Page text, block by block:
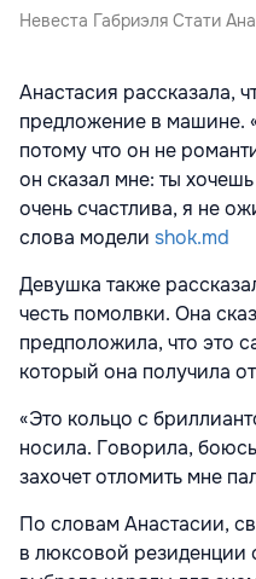
Невеста Габриэля Стати
Анастасия рассказала,
предложение в машине.
потому что он не
он сказал мне: ты
очень счастлива, я не
слова модели shok.md
Девушка также
честь помолвки. Она
предположила, что это
который она получила
«Это кольцо с
носила. Говорила,
захочет отломить мне
По словам Анастасии,
в люксовой резиденции